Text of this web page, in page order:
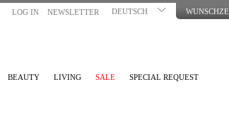
LOG IN NEWSLETTER DEUTSCH
BEAUTY LIVING SALE SPECIAL REQUEST